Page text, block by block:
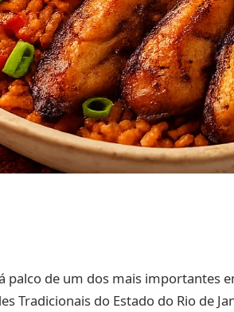
palco de um dos mais importantes
Tradicionais do Estado do Rio de